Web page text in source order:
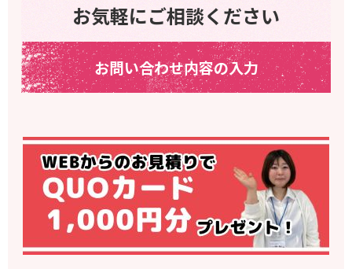
お気軽にご相談ください
お問い合わせ内容の入力